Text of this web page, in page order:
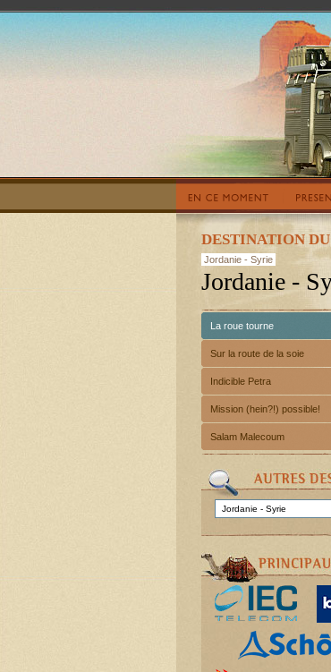
DESTINATION
Jordanie - Syrie
Jordanie -
La roue tourne
Sur la route de la soie
Indicible Petra
Mission (hein?!) possible!
Salam Malecoum